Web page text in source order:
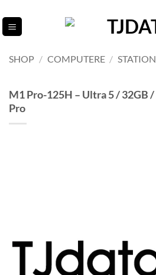
til
indhold
SHOP / COMPUTERE /
M1 Pro-125H – Ultra 5 / 32GB
Pro